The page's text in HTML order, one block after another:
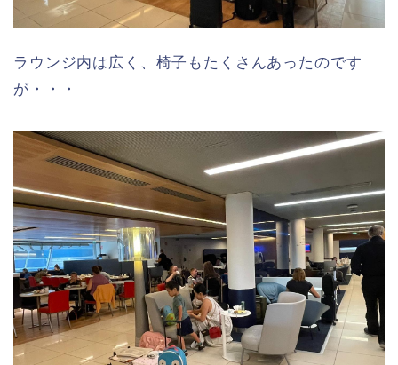
ラウンジ内は広く、椅子もたくさんあったのです
が・・・